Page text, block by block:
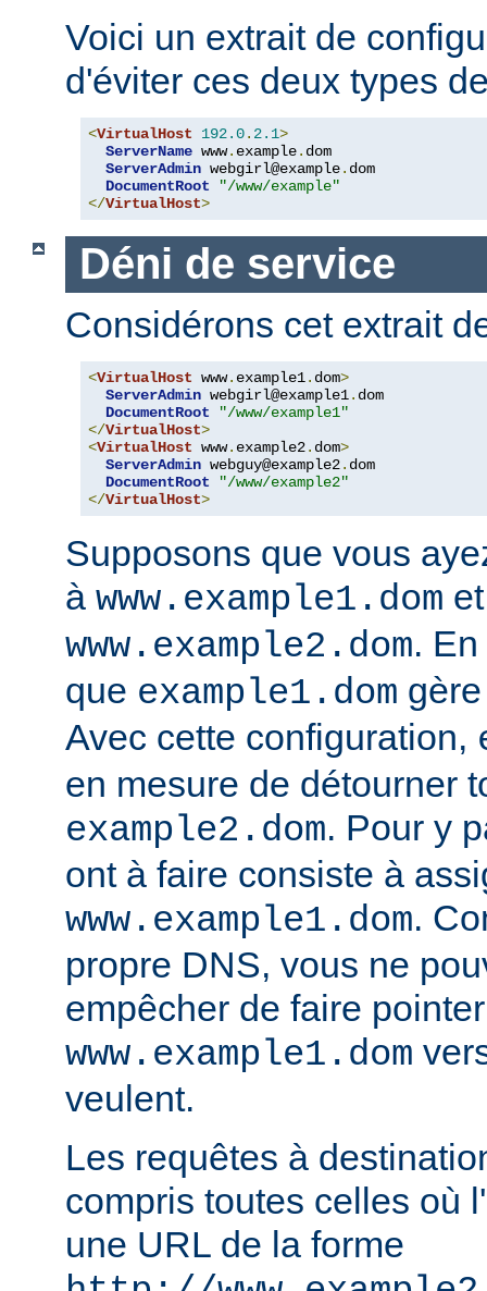
Voici un extrait de
d'éviter ces deux types
<VirtualHost 192.0. 2.1>
ServerName www. example. dom
ServerAdmin webgirl@example. dom
DocumentRoot
"/www/example"
</VirtualHost>
Déni de service
Considérons cet extrait
<VirtualHost www. example1. dom>
ServerAdmin webgirl@example1. dom
DocumentRoot
"/www/example1"
</VirtualHost>
<VirtualHost www. example2. dom>
ServerAdmin webguy@example2. dom
DocumentRoot
"/www/example2"
</VirtualHost>
Supposons que vous
à www.example1.dom
www.example2.dom.
que example1.dom
Avec cette configuration,
en mesure de détourner
example2.dom. Pour y
ont à faire consiste à
www.example1.dom.
propre DNS, vous ne
empêcher de faire
www.example1.dom
veulent.
Les requêtes à
compris toutes celles où
une URL de la forme